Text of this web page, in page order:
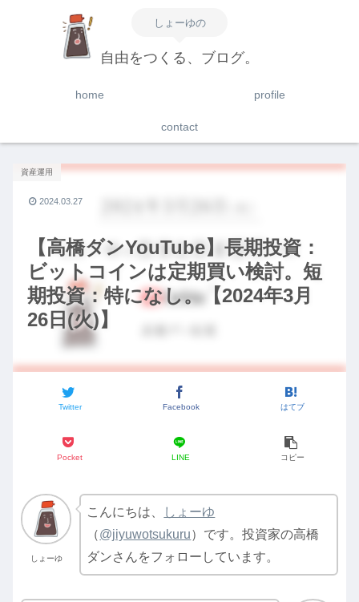
しょーゆの
自由をつくる、ブログ。
home profile
contact
【高橋ダンYouTube】長期投資：
ビットコインは定期買い検討。短
期投資：特になし。【2024年3月
26日(火)】
資産運用
Twitter Facebook はてブ
Pocket LINE コピー
2024.03.27
しょーゆ
こんにちは、
しょーゆ
（@jiyuwotsukuru）です。投資家の高橋
ダンさんをフォローしています。